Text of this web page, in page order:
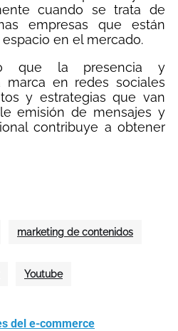
cuando se trata de
empresas que están
en el mercado.
que la presencia y
marca en redes sociales
y estrategias que van
emisión de mensajes y
contribuye a obtener
marketing de contenidos
Youtube
del e-commerce